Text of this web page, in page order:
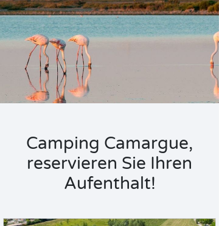
Camping Camargue,
reservieren Sie Ihren
Aufenthalt!